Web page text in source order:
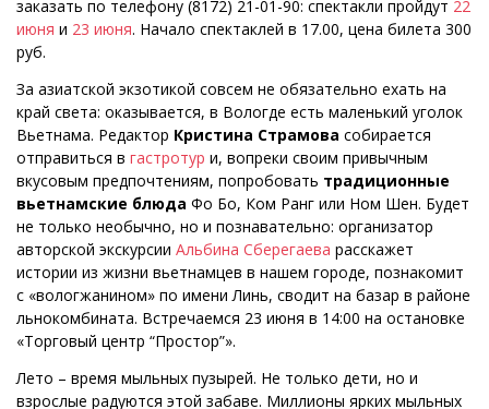
заказать по телефону (8172) 21-01-90: спектакли пройдут 22
июня и 23 июня. Начало спектаклей в 17.00, цена билета 300
руб.
За азиатской экзотикой совсем не обязательно ехать на
край света: оказывается, в Вологде есть маленький уголок
Вьетнама. Редактор Кристина Страмова собирается
отправиться в гастротур и, вопреки своим привычным
вкусовым предпочтениям, попробовать традиционные
вьетнамские блюда Фо Бо, Ком Ранг или Ном Шен. Будет
не только необычно, но и познавательно: организатор
авторской экскурсии Альбина Сберегаева расскажет
истории из жизни вьетнамцев в нашем городе, познакомит
с «вологжанином» по имени Линь, сводит на базар в районе
льнокомбината. Встречаемся 23 июня в 14:00 на остановке
«Торговый центр “Простор”».
Лето – время мыльных пузырей. Не только дети, но и
взрослые радуются этой забаве. Миллионы ярких мыльных